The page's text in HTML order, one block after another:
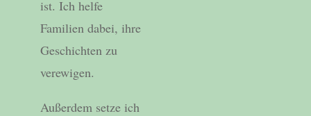
ist. Ich helfe
Familien dabei, ihre
Geschichten zu
verewigen.
Außerdem setze ich